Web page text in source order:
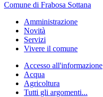
Comune di Frabosa Sottana
Amministrazione
Novità
Servizi
Vivere il comune
Accesso all'informazione
Acqua
Agricoltura
Tutti gli argomenti...